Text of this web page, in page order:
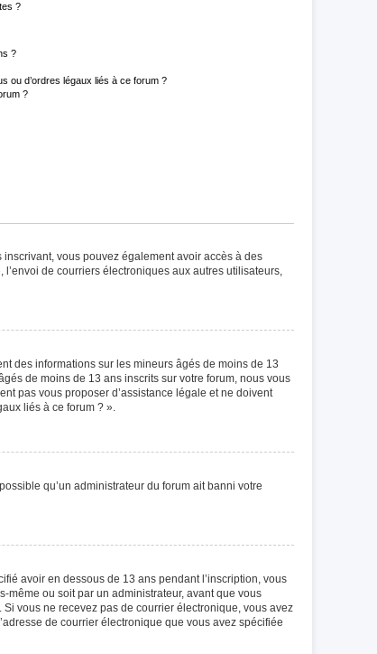
?
?
ou d’ordres légaux liés à ce forum ?
?
vous pouvez également avoir accès à des
de courriers électroniques aux autres utilisateurs,
des informations sur les mineurs âgés de moins de 13
de moins de 13 ans inscrits sur votre forum, nous vous
pas vous proposer d’assistance légale et ne doivent
liés à ce forum ? ».
qu’un administrateur du forum ait banni votre
avoir en dessous de 13 ans pendant l’inscription, vous
ou soit par un administrateur, avant que vous
vous ne recevez pas de courrier électronique, vous avez
de courrier électronique que vous avez spécifiée